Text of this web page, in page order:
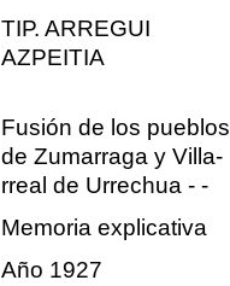
TIP. ARREGUI
AZPEITIA
Fusión de los pueblos
de Zumarraga y Villa-
rreal de Urrechua - -
Memoria explicativa
Año 1927